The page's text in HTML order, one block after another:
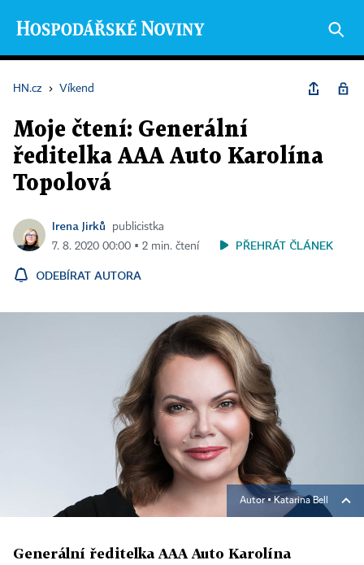
HN.cz › Víkend
Moje čtení: Generální
ředitelka AAA Auto Karolína
Topolová
Irena Jirků
publicistka
7. 8. 2020 00:00 ▪ 2 min. čtení
PŘEHRÁT ČLÁNEK
ODEBÍRAT AUTORA
Autor ▪Katarina Bell
Generální ředitelka AAA Auto Karolína